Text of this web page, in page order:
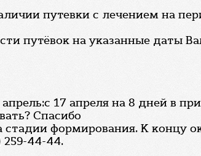
путевки с лечением на
путёвок на указанные даты
17 апреля на 8 дней в
Спасибо
формирования. К концу
259-44-44.